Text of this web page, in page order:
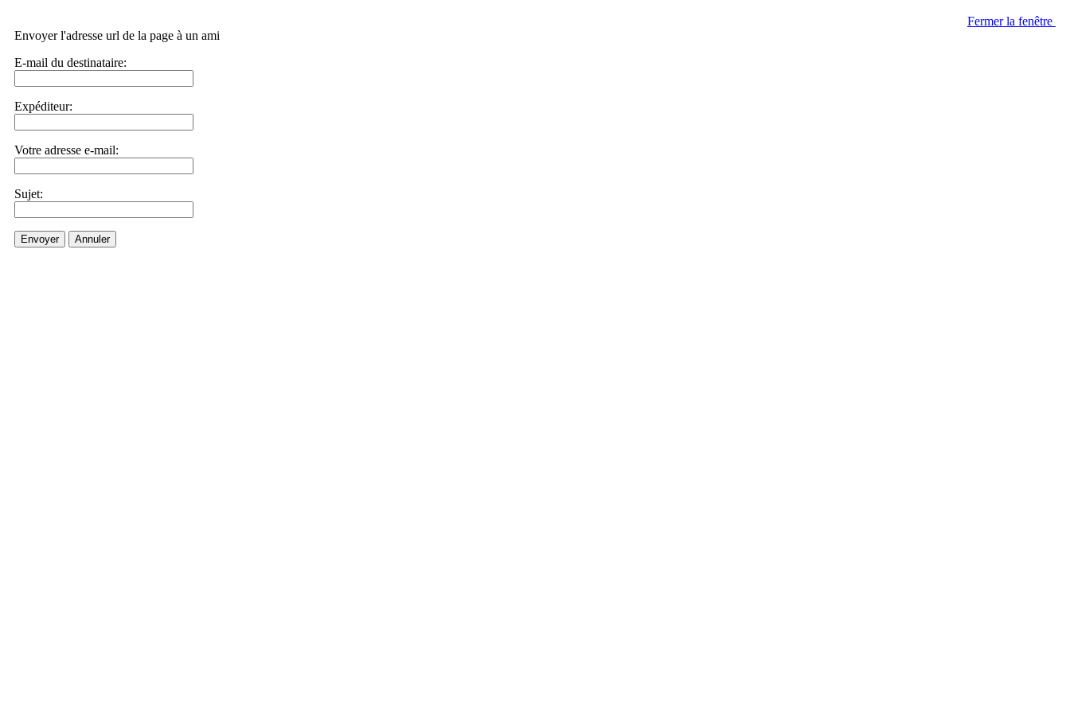
Fermer la fenêtre
Envoyer l'adresse url de la page à un ami
E-mail du destinataire:
Expéditeur:
Votre adresse e-mail:
Sujet:
Envoyer Annuler